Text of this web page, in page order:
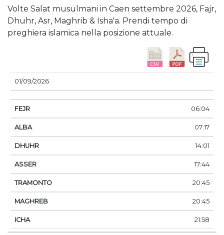
Volte Salat musulmani in Caen settembre 2026, Fajr,
Dhuhr, Asr, Maghrib & Isha'a. Prendi tempo di
preghiera islamica nella posizione attuale.
DATA
01/09/2026
06:04
07:17
14:01
17:44
20:45
20:45
21:58